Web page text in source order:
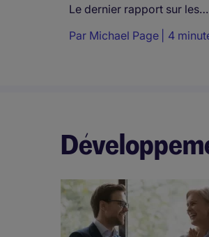
Le dernier rapport sur les…
Par Michael Page 4